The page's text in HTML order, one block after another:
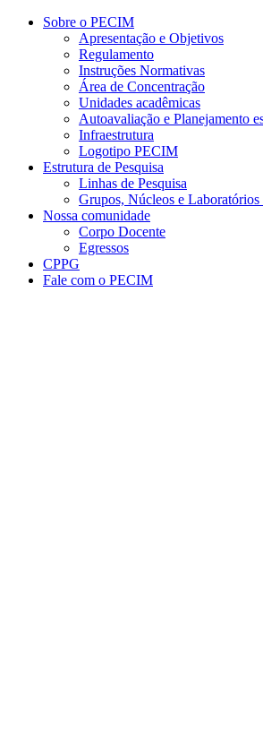
Conteúdo principal Menu principal
Sobre o PECIM
Apresentação e Objetivos
Regulamento
Instruções Normativas
Área de Concentração
Unidades acadêmicas
Autoavaliação e Planejamento
Infraestrutura
Logotipo PECIM
Estrutura de Pesquisa
Linhas de Pesquisa
Grupos, Núcleos e
Nossa comunidade
Corpo Docente
Egressos
CPPG
Fale com o PECIM